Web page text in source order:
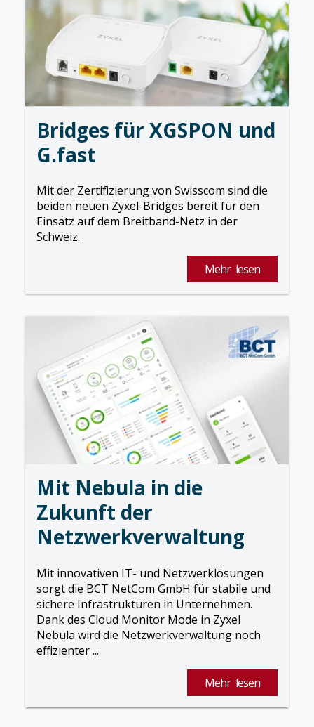
Bridges für XGSPON und
G.fast
Mit der Zertifizierung von Swisscom sind die
beiden neuen Zyxel-Bridges bereit für den
Einsatz auf dem Breitband-Netz in der
Schweiz.
Mehr lesen
Mit Nebula in die
Zukunft der
Netzwerkverwaltung
Mit innovativen IT- und Netzwerklösungen
sorgt die BCT NetCom GmbH für stabile und
sichere Infrastrukturen in Unternehmen.
Dank des Cloud Monitor Mode in Zyxel
Nebula wird die Netzwerkverwaltung noch
effizienter ...
Mehr lesen